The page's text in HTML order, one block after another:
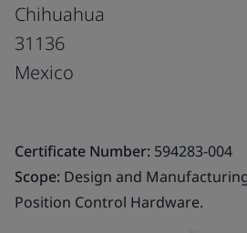
Chihuahua
31136
Mexico
Certificate Number: 594283-004
Scope: Design and
Position Control Hardware.